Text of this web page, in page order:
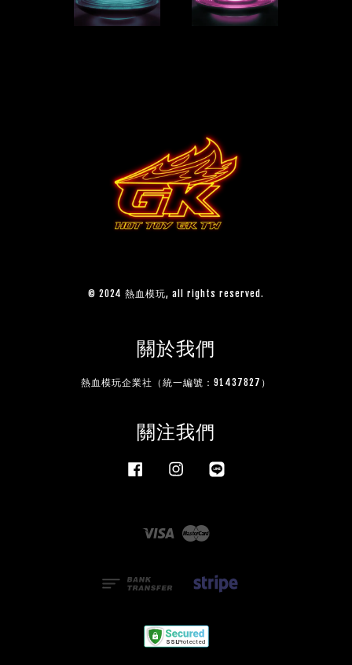
© 2024 熱血模玩, all rights reserved.
關於我們
熱血模玩企業社（統一編號：91437827）
關注我們
Facebook Instagram
Visa